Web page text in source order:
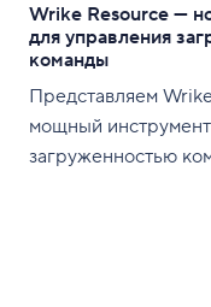
Wrike Resource —
для управления
команды
Представляем
мощный
загруженностью